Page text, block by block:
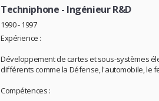
Techniphone - Ingénieur R&D
1990 - 1997
Expérience :
Développement de cartes et sous-systèmes
différents comme la Défense, l'automobile, le
Compétences :